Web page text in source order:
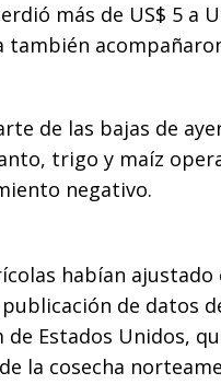
más de US$ 5 a
también
de las bajas de
trigo y maíz
negativo.
habían ajustado
de datos
Estados Unidos,
la cosecha